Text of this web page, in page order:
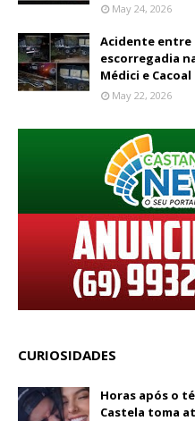
May 24, 2026
Acidente entre
escorregadia
Médici e Cacoal
May 22, 2026
CURIOSIDADES
Horas após o
Castela toma